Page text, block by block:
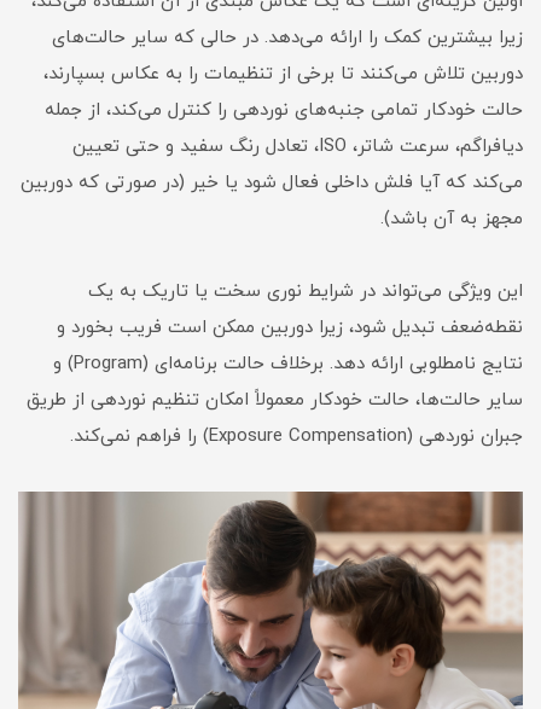
زیرا بیشترین کمک را ارائه می‌دهد. در حالی که سایر حالت‌های
دوربین تلاش می‌کنند تا برخی از تنظیمات را به عکاس بسپارند،
حالت خودکار تمامی جنبه‌های نوردهی را کنترل می‌کند، از جمله
دیافراگم، سرعت شاتر، ISO، تعادل رنگ سفید و حتی تعیین
می‌کند که آیا فلش داخلی فعال شود یا خیر (در صورتی که دوربین
مجهز به آن باشد).
این ویژگی می‌تواند در شرایط نوری سخت یا تاریک به یک
نقطه‌ضعف تبدیل شود، زیرا دوربین ممکن است فریب بخورد و
نتایج نامطلوبی ارائه دهد. برخلاف حالت برنامه‌ای (Program) و
سایر حالت‌ها، حالت خودکار معمولاً امکان تنظیم نوردهی از طریق
جبران نوردهی (Exposure Compensation) را فراهم نمی‌کند.